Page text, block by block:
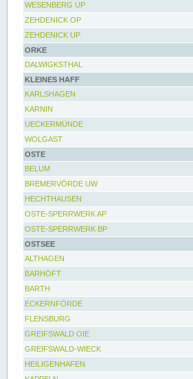
WESENBERG UP
ZEHDENICK OP
ZEHDENICK UP
ORKE
DALWIGKSTHAL
KLEINES HAFF
KARLSHAGEN
KARNIN
UECKERMÜNDE
WOLGAST
OSTE
BELUM
BREMERVÖRDE UW
HECHTHAUSEN
OSTE-SPERRWERK AP
OSTE-SPERRWERK BP
OSTSEE
ALTHAGEN
BARHÖFT
BARTH
ECKERNFÖRDE
FLENSBURG
GREIFSWALD OIE
GREIFSWALD-WIECK
HEILIGENHAFEN